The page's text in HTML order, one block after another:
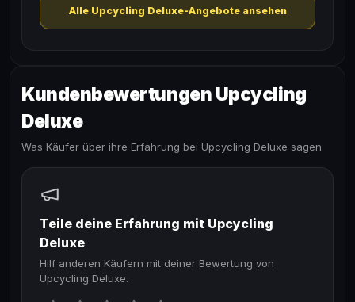
Alle Upcycling Deluxe-Angebote ansehen
Kundenbewertungen Upcycling
Deluxe
Was Käufer über ihre Erfahrung bei Upcycling Deluxe sagen.
Teile deine Erfahrung mit Upcycling
Deluxe
Hilf anderen Käufern mit deiner Bewertung von
Upcycling Deluxe.